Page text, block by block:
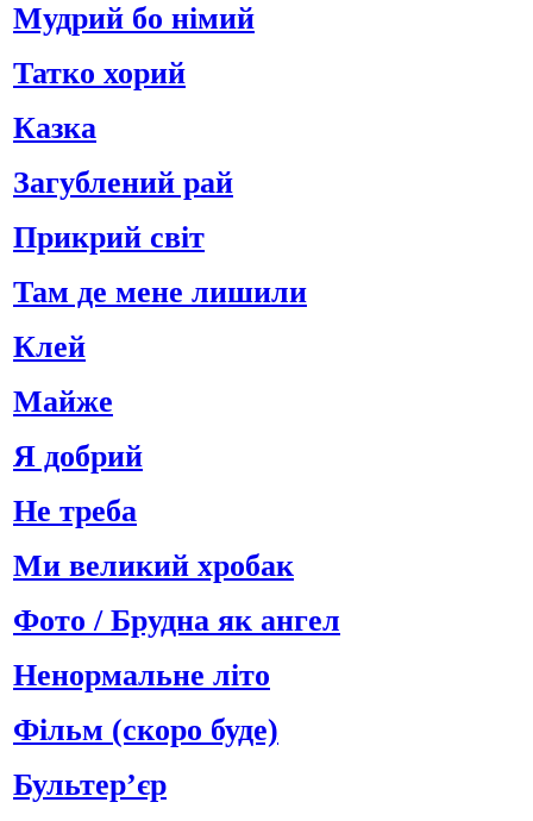
Мудрий бо німий
Татко хорий
Казка
Загублений рай
Прикрий світ
Там де мене лишили
Клей
Майже
Я добрий
Не треба
Ми великий хробак
Фото / Брудна як ангел
Ненормальне літо
Фільм (скоро буде)
Бультер’єр